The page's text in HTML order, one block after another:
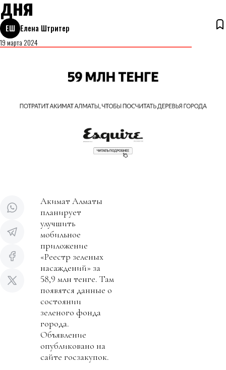
дня
ЕШ Елена Штритер
19 марта 2024
Акимат Алматы
планирует
улучшить
мобильное
приложение
«Реестр зеленых
насаждений» за
58,9 млн тенге. Там
появятся данные о
состоянии
зеленого фонда
города.
Объявление
опубликовано на
сайте госзакупок.